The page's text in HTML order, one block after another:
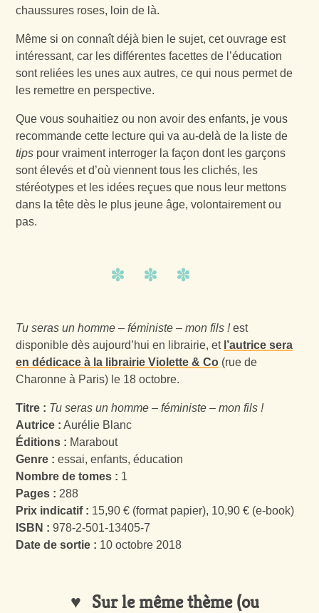
chaussures roses, loin de là.
Même si on connaît déjà bien le sujet, cet ouvrage est
intéressant, car les différentes facettes de l’éducation
sont reliées les unes aux autres, ce qui nous permet de
les remettre en perspective.
Que vous souhaitiez ou non avoir des enfants, je vous
recommande cette lecture qui va au-delà de la liste de
tips pour vraiment interroger la façon dont les garçons
sont élevés et d’où viennent tous les clichés, les
stéréotypes et les idées reçues que nous leur mettons
dans la tête dès le plus jeune âge, volontairement ou
pas.
Tu seras un homme – féministe – mon fils !est
disponible dès aujourd’hui en librairie, et l’autrice sera
en dédicace à la librairie Violette & Co (rue de
Charonne à Paris) le 18 octobre.
Titre : Tu seras un homme – féministe – mon fils !
Autrice : Aurélie Blanc
Éditions : Marabout
Genre : essai, enfants, éducation
Nombre de tomes : 1
Pages : 288
Prix indicatif : 15,90 € (format papier), 10,90 € (e-book)
ISBN : 978-2-501-13405-7
Date de sortie : 10 octobre 2018
Sur le même thème (ou